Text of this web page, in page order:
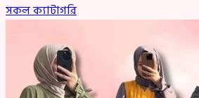
সকল ক্যাটাগরি